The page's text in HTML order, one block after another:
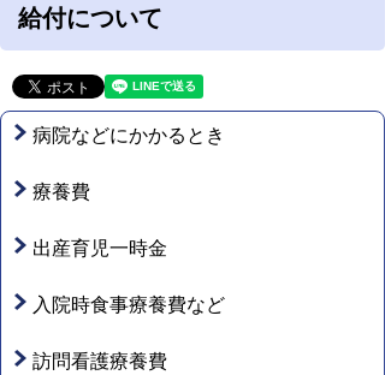
給付について
病院などにかかるとき
療養費
出産育児一時金
入院時食事療養費など
訪問看護療養費